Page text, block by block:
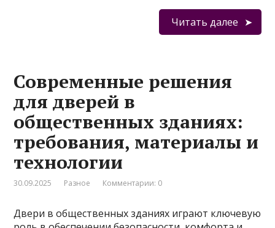
Читать далее
Современные решения
для дверей в
общественных зданиях:
требования, материалы и
технологии
30.09.2025 Разное Комментарии: 0
Двери в общественных зданиях играют ключевую